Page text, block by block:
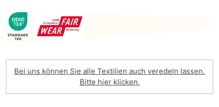
Bei uns können Sie alle Textilien auch veredeln lassen.
Bitte hier klicken.